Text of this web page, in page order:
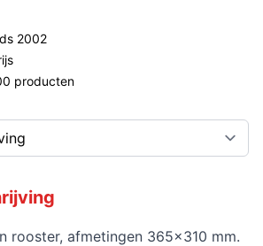
2002
producten
rooster, afmetingen 365x310 mm.